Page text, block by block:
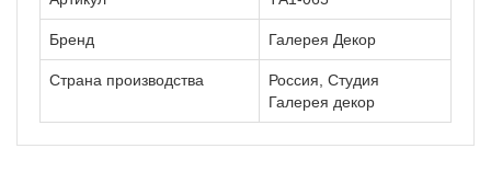
Бренд Галерея Декор
Страна производства
Россия, Студия
Галерея декор